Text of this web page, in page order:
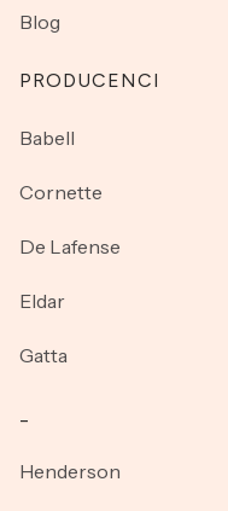
Blog
PRODUCENCI
Babell
Cornette
De Lafense
Eldar
Gatta
Henderson